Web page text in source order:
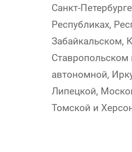
Санкт-
Республиках,
Забайкальском,
Ставропольском
автономной,
Липецкой,
Томской и